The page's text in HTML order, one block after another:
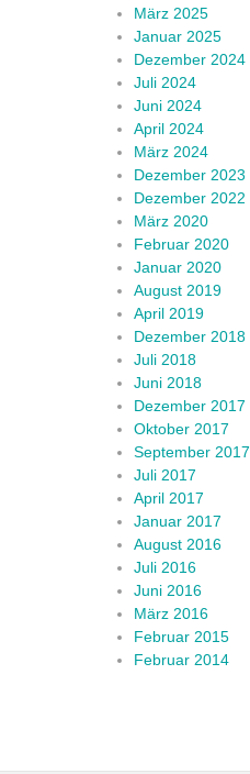
März 2025
Januar 2025
Dezember 2024
Juli 2024
Juni 2024
April 2024
März 2024
Dezember 2023
Dezember 2022
März 2020
Februar 2020
Januar 2020
August 2019
April 2019
Dezember 2018
Juli 2018
Juni 2018
Dezember 2017
Oktober 2017
September 2017
Juli 2017
April 2017
Januar 2017
August 2016
Juli 2016
Juni 2016
März 2016
Februar 2015
Februar 2014